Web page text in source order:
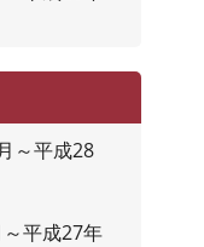
～平成28
平成27年